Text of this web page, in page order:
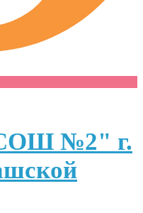
№2" г.